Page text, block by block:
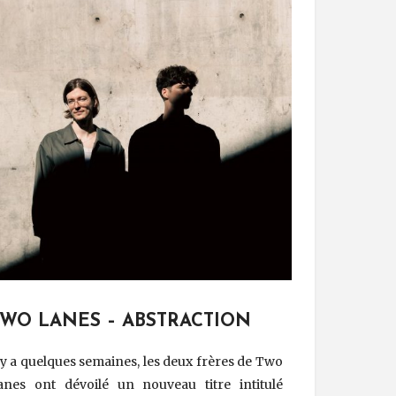
LANES – ABSTRACTION
a quelques semaines, les deux frères de Two
ont dévoilé un nouveau titre intitulé